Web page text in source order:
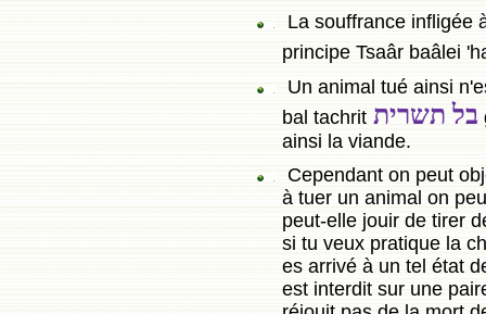
La souffrance infligée
principe Tsaâr baâlei
Un animal tué ainsi
bal tachrit בל תשרית
ainsi la viande.
Cependant on peut
à tuer un animal on
peut-elle jouir de tirer
si tu veux pratique la
es arrivé à un tel état
est interdit sur une